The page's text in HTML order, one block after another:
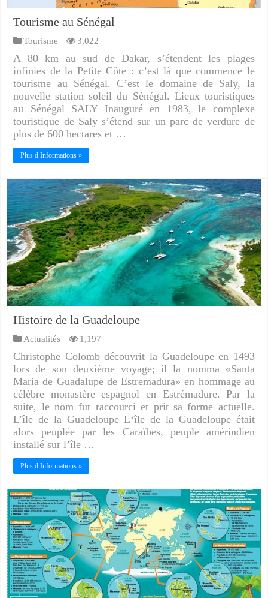
Tourisme au Sénégal
Tourisme 3,022
A 80 km au sud de Dakar, s’étendent les plages
infinies de la Petite Côte : c’est là que commence le
tourisme au Sénégal. C’est le domaine de Saly, la
nouvelle station soleil du Sénégal. Lieux touristiques
au Sénégal SALY Inauguré en 1983, le complexe
touristique de Saly s’étend sur un parc de verdure de
plus de 600 hectares et …
Plus d Informations »
Histoire de la Guadeloupe
Actualités 1,197
Christophe Colomb découvrit la Guadeloupe en 1493
lors de son deuxième voyage; il la nomma «Santa
Maria de Guadalupe de Estremadura» en hommage au
célèbre monastère espagnol en Estrémadure. Par la
suite, le nom fut raccourci et prit sa forme actuelle.
L’île de la Guadeloupe L‘île de la Guadeloupe était
alors peuplée par les Caraïbes, peuple amérindien
installé sur l’île …
Plus d Informations »